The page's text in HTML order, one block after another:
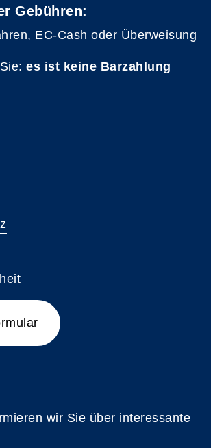
Gebühren:
EC-Cash oder Überweisung
es ist keine Barzahlung
wir Sie über interessante